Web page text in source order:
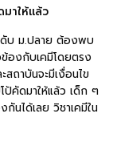
าให้แล้ว
ดับ ม.ปลาย ต้องพบ
องกับเคมีโดยตรง
ถาบันจะมีเงื่อนไข
คัดมาให้แล้ว เด็ก ๆ
นได้เลย วิชาเคมีใน